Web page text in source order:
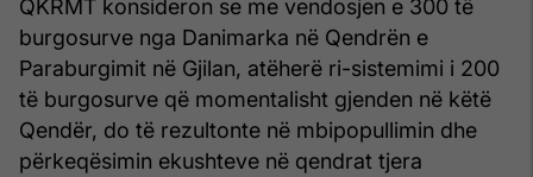
QKRMT konsideron se me vendosjen e 300 të
burgosurve nga Danimarka në Qendrën e
Paraburgimit në Gjilan, atëherë ri-sistemimi i 200
të burgosurve që momentalisht gjenden në këtë
Qendër, do të rezultonte në mbipopullimin dhe
përkeqësimin ekushteve në qendrat tjera